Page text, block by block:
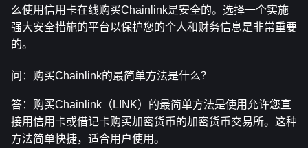
么使用信用卡在线购买Chainlink是安全的。选择一个实施
强大安全措施的平台以保护您的个人和财务信息是非常重要
的。
问：购买Chainlink的最简单方法是什么？
答：购买Chainlink（LINK）的最简单方法是使用允许您直
接用信用卡或借记卡购买加密货币的加密货币交易所。这种
方法简单快捷，适合用户使用。